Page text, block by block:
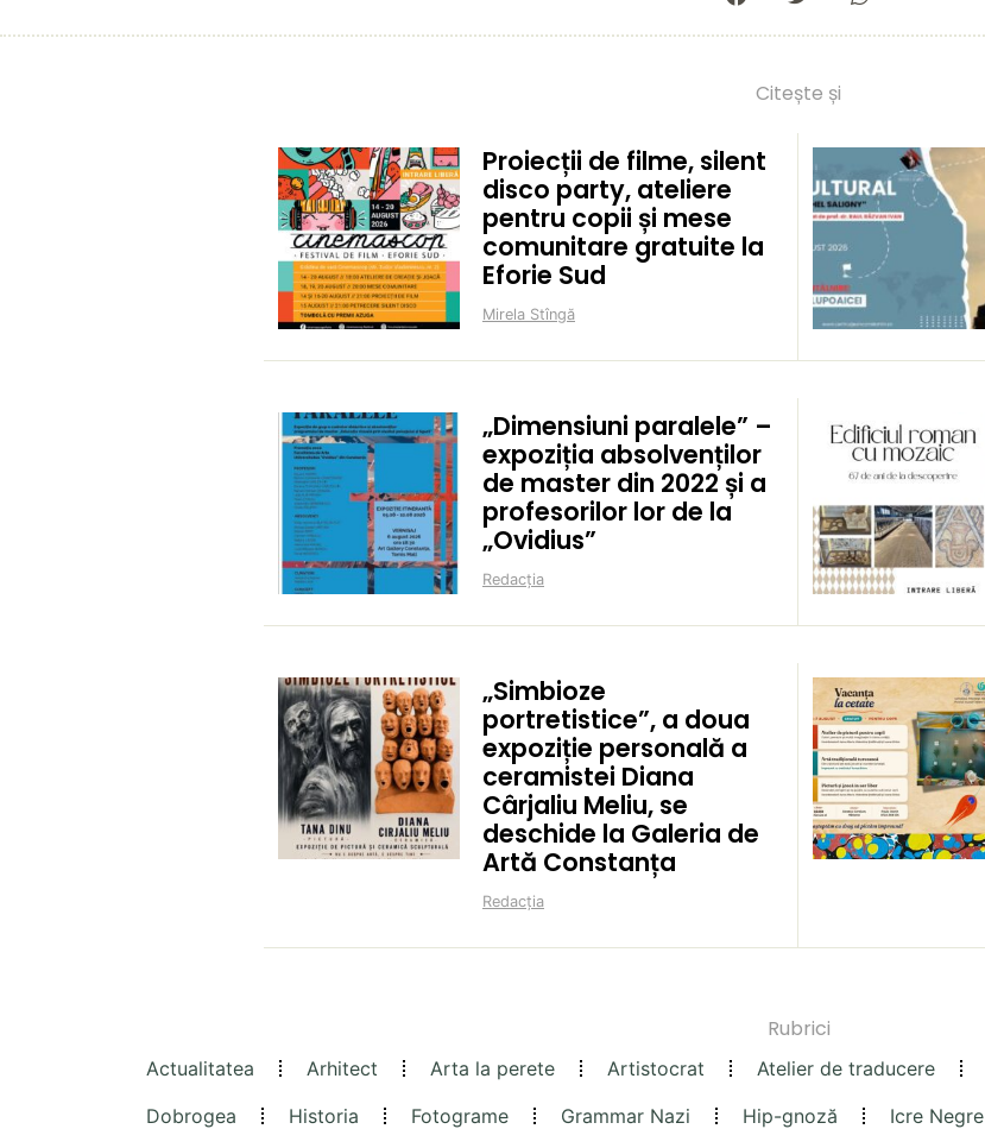
Citește și
Proiecții de filme, silent
disco party, ateliere
pentru copii și mese
comunitare gratuite la
Eforie Sud
Mirela Stîngă
„Dimensiuni paralele” –
expoziția absolvenților
de master din 2022 și a
profesorilor lor de la
„Ovidius”
Redacția
„Simbioze
portretistice”, a doua
expoziție personală a
ceramistei Diana
Cârjaliu Meliu, se
deschide la Galeria de
Artă Constanța
Redacția
Rubrici
Actualitatea Arhitect Arta la perete Artistocrat Atelier de traducere
Dobrogea
Historia Fotograme Grammar Nazi Hip-gnoză Icre Negre